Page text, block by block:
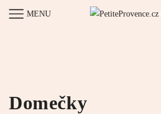
MENU
Domečky